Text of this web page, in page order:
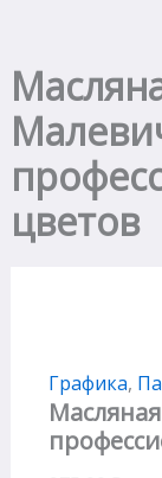
цветов
Графика,